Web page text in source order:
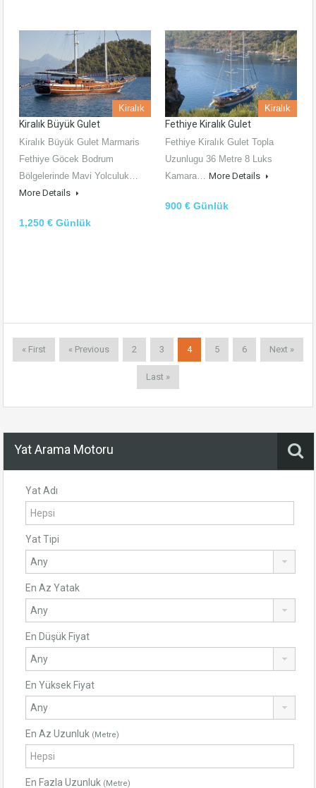
Kiralık
Kiralık Büyük Gulet
Kiralık Büyük Gulet Marmaris
Fethiye Göcek Bodrum
Bölgelerinde Mavi Yolculuk…
More Details
1,250 € Günlük
Kiralık
Fethiye Kiralık Gulet
Fethiye Kiralık Gulet Topla
Uzunlugu 36 Metre 8 Luks
Kamara… More Details
900 € Günlük
« First « Previous 2 3 4 5 6 Next »
Last »
Yat Arama Motoru
Yat Adı
Yat Tipi
En Az Yatak
En Düşük Fiyat
En Yüksek Fiyat
En Az Uzunluk (Metre)
En Fazla Uzunluk (Metre)